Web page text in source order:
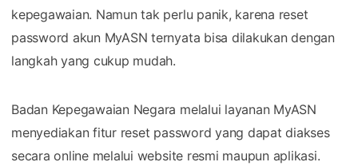
kepegawaian. Namun tak perlu panik, karena reset
password akun MyASN ternyata bisa dilakukan dengan
langkah yang cukup mudah.
Badan Kepegawaian Negara melalui layanan MyASN
menyediakan fitur reset password yang dapat diakses
secara online melalui website resmi maupun aplikasi.